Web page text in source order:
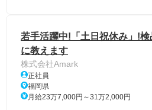
若手活躍中!「土日祝休み」!
に教えます
株式会社Amark
正社員
福岡県
月給23万7,000円～31万2,000円